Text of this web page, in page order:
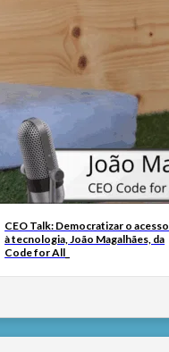
CEO Talk: Democratizar o acesso
à tecnologia, João Magalhães, da
Code for All_